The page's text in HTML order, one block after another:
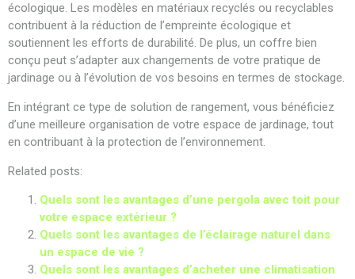
écologique. Les modèles en matériaux recyclés ou recyclables
contribuent à la réduction de l’empreinte écologique et
soutiennent les efforts de durabilité. De plus, un coffre bien
conçu peut s’adapter aux changements de votre pratique de
jardinage ou à l’évolution de vos besoins en termes de stockage.
En intégrant ce type de solution de rangement, vous bénéficiez
d’une meilleure organisation de votre espace de jardinage, tout
en contribuant à la protection de l’environnement.
Related posts:
Quels sont les avantages d’une pergola avec toit pour
votre espace extérieur ?
Quels sont les avantages de l’éclairage naturel dans
un espace de vie ?
Quels sont les avantages d’acheter une climatisation